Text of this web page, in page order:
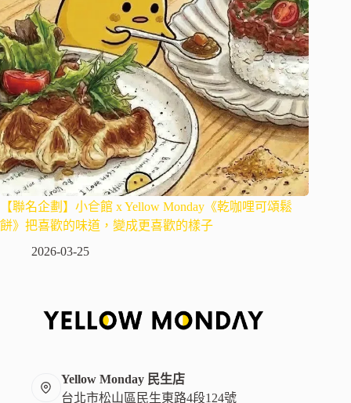
【聯名企劃】小仺館 x Yellow Monday《乾咖哩可頌鬆
餅》把喜歡的味道，變成更喜歡的樣子
2026-03-25
Yellow Monday 民生店
台北市松山區民生東路4段124號